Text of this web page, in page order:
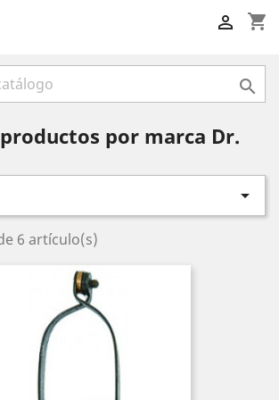
shopping_cart


por marca Dr.

6 artículo(s)